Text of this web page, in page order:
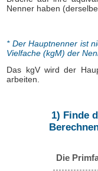
Nenner haben
* Der Hauptnenner ist
Vielfache (kgM) der
Das kgV wird der
arbeiten.
1) Finde
Die